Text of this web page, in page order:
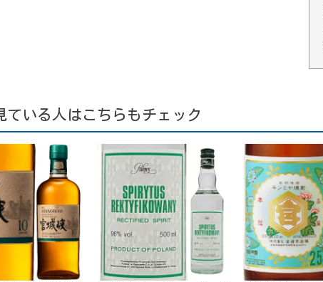
ている人はこちらもチェック